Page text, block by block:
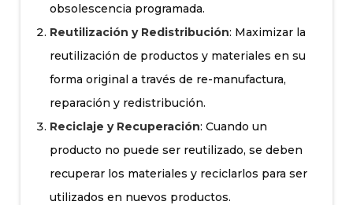
obsolescencia programada.
Reutilización y Redistribución: Maximizar la
reutilización de productos y materiales en su
forma original a través de re-manufactura,
reparación y redistribución.
Reciclaje y Recuperación: Cuando un
producto no puede ser reutilizado, se deben
recuperar los materiales y reciclarlos para ser
utilizados en nuevos productos.